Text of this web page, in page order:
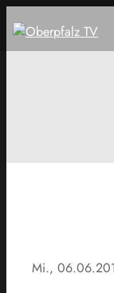
Mi.,